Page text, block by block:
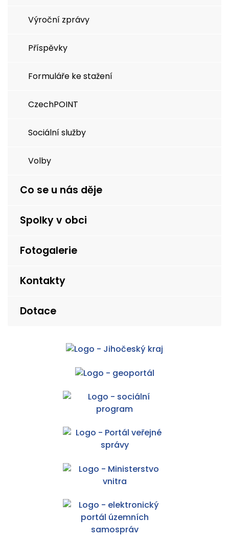
Výroční zprávy
Příspěvky
Formuláře ke stažení
CzechPOINT
Sociální služby
Volby
Co se u nás děje
Spolky v obci
Fotogalerie
Kontakty
Dotace